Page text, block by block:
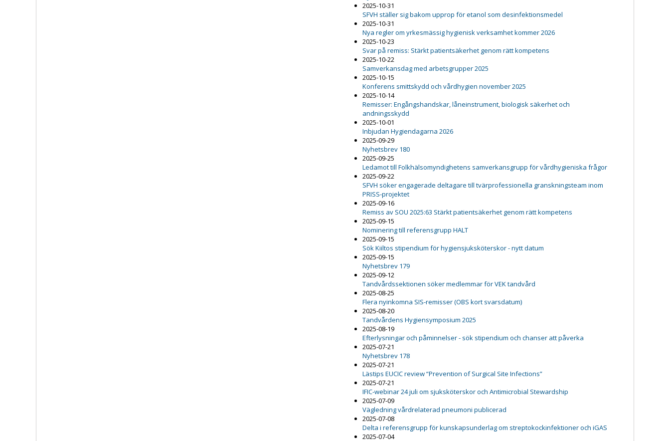
2025-10-31
SFVH ställer sig bakom upprop för etanol som desinfektionsmedel
2025-10-31
Nya regler om yrkesmässig hygienisk verksamhet kommer 2026
2025-10-23
Svar på remiss: Stärkt patientsäkerhet genom rätt kompetens
2025-10-22
Samverkansdag med arbetsgrupper 2025
2025-10-15
Konferens smittskydd och vårdhygien november 2025
2025-10-14
Remisser: Engångshandskar, låneinstrument, biologisk säkerhet och
andningsskydd
2025-10-01
Inbjudan Hygiendagarna 2026
2025-09-29
Nyhetsbrev 180
2025-09-25
Ledamot till Folkhälsomyndighetens samverkansgrupp för vårdhygieniska frågor
2025-09-22
SFVH söker engagerade deltagare till tvärprofessionella granskningsteam inom
PRISS-projektet
2025-09-16
Remiss av SOU 2025:63 Stärkt patientsäkerhet genom rätt kompetens
2025-09-15
Nominering till referensgrupp HALT
2025-09-15
Sök Kiiltos stipendium för hygiensjuksköterskor - nytt datum
2025-09-15
Nyhetsbrev 179
2025-09-12
Tandvårdssektionen söker medlemmar för VEK tandvård
2025-08-25
Flera nyinkomna SIS-remisser (OBS kort svarsdatum)
2025-08-20
Tandvårdens Hygiensymposium 2025
2025-08-19
Efterlysningar och påminnelser - sök stipendium och chanser att påverka
2025-07-21
Nyhetsbrev 178
2025-07-21
Lästips EUCIC review “Prevention of Surgical Site Infections”
2025-07-21
IFIC-webinar 24 juli om sjuksköterskor och Antimicrobial Stewardship
2025-07-09
Vägledning vårdrelaterad pneumoni publicerad
2025-07-08
Delta i referensgrupp för kunskapsunderlag om streptokockinfektioner och iGAS
2025-07-04